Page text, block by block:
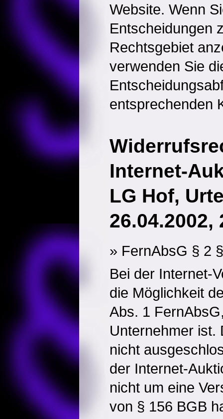
Website. Wenn
Entscheidungen
Rechtsgebiet
verwenden Sie
entsprechenden
Internet-
LG Hof,
26.04.2002,
» FernAbsG § 2
Bei der Internet-
die Möglichkeit
Abs. 1
Unternehmer ist.
nicht
der Internet-
nicht um eine
von § 156 BGB